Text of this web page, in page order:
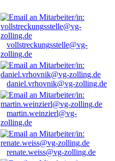
vollstreckungsstelle@vg-
zolling.de
daniel.vrhovnik@vg-zolling.de
martin.weinzierl@vg-
zolling.de
renate.weiss@vg-zolling.de